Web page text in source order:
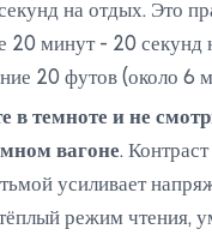
на отдых. Это
20 минут - 20 секунд
20 футов (около 6
в темноте и не
вагоне.
усиливает
режим чтения,